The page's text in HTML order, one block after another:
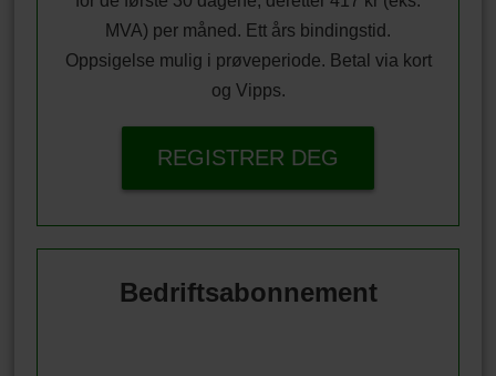
MVA) per måned. Ett års bindingstid.
Oppsigelse mulig i prøveperiode. Betal via kort
og Vipps.
REGISTRER DEG
Bedriftsabonnement